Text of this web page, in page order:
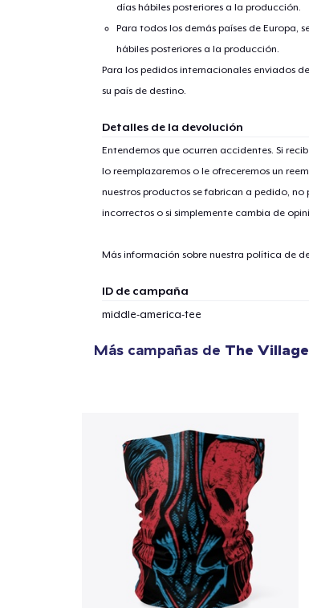
días hábiles posteriores a la producción.
Para todos los demás países de Europa,
hábiles posteriores a la producción.
Para los pedidos internacionales enviados
su país de destino.
Detalles de la devolución
Entendemos que ocurren accidentes. Si
lo reemplazaremos o le ofreceremos un
nuestros productos se fabrican a pedido,
incorrectos o si simplemente cambia de
Más información sobre nuestra política de
ID de campaña
middle-america-tee
Más campañas de The